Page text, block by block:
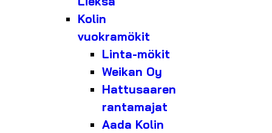
Kolin
vuokramökit
Linta-mökit
Weikan Oy
Hattusaaren
rantamajat
Aada Kolin